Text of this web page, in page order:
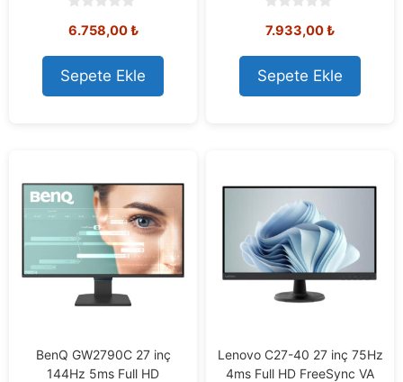
o
t
o
f
5
6.758,00₺
Sepete Ekle
o
t
o
f
5
7.933,00₺
Sepete Ekle
BenQ GW2790C 27 inç
144Hz 5ms Full HD
Lenovo C27-40 27 inç 75Hz
4ms Full HD FreeSync VA